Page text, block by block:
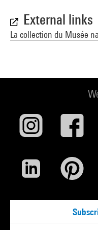
External links
La collection du Musée